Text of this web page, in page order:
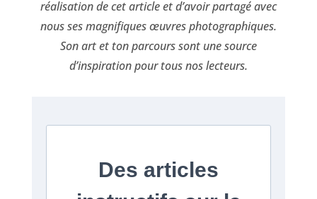
réalisation de cet article et d’avoir partagé avec
nous ses magnifiques œuvres photographiques.
Son art et ton parcours sont une source
d’inspiration pour tous nos lecteurs.